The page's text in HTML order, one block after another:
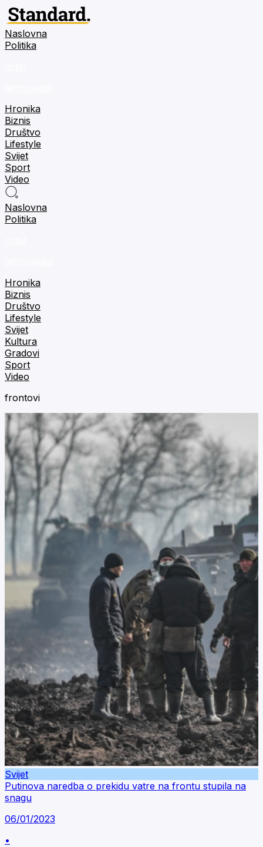
Naslovna
Politika
Hronika
Biznis
Društvo
Lifestyle
Svijet
Sport
Video
Naslovna
Politika
Hronika
Biznis
Društvo
Lifestyle
Svijet
Kultura
Gradovi
Sport
Video
frontovi
Svijet
Putinova naredba o prekidu vatre na frontu stupila na
snagu
06/01/2023
•